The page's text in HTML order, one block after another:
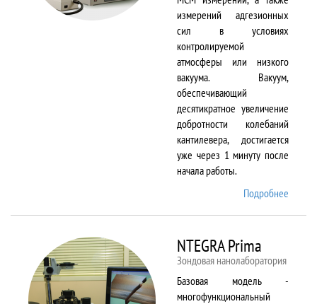
измерений адгезионных
сил в условиях
контролируемой
атмосферы или низкого
вакуума. Вакуум,
обеспечивающий
десятикратное увеличение
добротности колебаний
кантилевера, достигается
уже через 1 минуту после
начала работы.
Подробнее
NTEGRA Prima
Зондовая нанолаборатория
Базовая модель -
многофункциональный